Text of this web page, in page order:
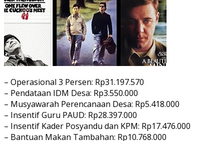
– Operasional 3 Persen: Rp31.197.570
– Pendataan IDM Desa: Rp3.550.000
– Musyawarah Perencanaan Desa: Rp5.418.000
– Insentif Guru PAUD: Rp28.397.000
– Insentif Kader Posyandu dan KPM: Rp17.476.000
– Bantuan Makan Tambahan: Rp10.768.000